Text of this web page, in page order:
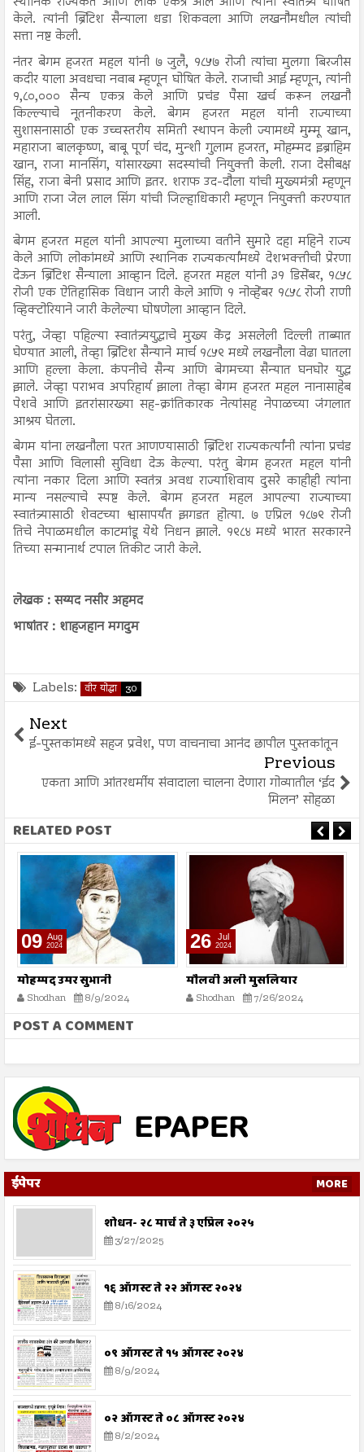
केले. त्यांनी ब्रिटिश सैन्याला धडा शिकवला आणि लखनौमधील त्यांची
सत्ता नष्ट केली.
नंतर बेगम हजरत महल यांनी ७ जुलै, १८५७ रोजी त्यांचा मुलगा बिरजीस
कदीर याला अवधचा नवाब म्हणून घोषित केले. राजाची आई म्हणून, त्यांनी
१,८०,००० सैन्य एकत्र केले आणि प्रचंड पैसा खर्च करून लखनौ
किल्ल्याचे नूतनीकरण केले. बेगम हजरत महल यांनी राज्याच्या
सुशासनासाठी एक उच्चस्तरीय समिती स्थापन केली ज्यामध्ये मुम्मू खान,
महाराजा बालकृष्ण, बाबू पूर्ण चंद, मुन्शी गुलाम हजरत, मोहम्मद इब्राहिम
खान, राजा मानसिंग, यांसारख्या सदस्यांची नियुक्ती केली. राजा देसीबक्ष
सिंह, राजा बेनी प्रसाद आणि इतर. शराफ उद-दौला यांची मुख्यमंत्री म्हणून
आणि राजा जेल लाल सिंग यांची जिल्हाधिकारी म्हणून नियुक्ती करण्यात
आली.
बेगम हजरत महल यांनी आपल्या मुलाच्या वतीने सुमारे दहा महिने राज्य
केले आणि लोकांमध्ये आणि स्थानिक राज्यकर्त्यांमध्ये देशभक्तीची प्रेरणा
देऊन ब्रिटिश सैन्याला आव्हान दिले. हजरत महल यांनी ३१ डिसेंबर, १८५८
रोजी एक ऐतिहासिक विधान जारी केले आणि १ नोव्हेंबर १८५८ रोजी राणी
व्हिक्टोरियाने जारी केलेल्या घोषणेला आव्हान दिले.
परंतु, जेव्हा पहिल्या स्वातंत्र्ययुद्धाचे मुख्य केंद्र असलेली दिल्ली ताब्यात
घेण्यात आली, तेव्हा ब्रिटिश सैन्याने मार्च १८५९ मध्ये लखनौला वेढा घातला
आणि हल्ला केला. कंपनीचे सैन्य आणि बेगमच्या सैन्यात घनघोर युद्ध
झाले. जेव्हा पराभव अपरिहार्य झाला तेव्हा बेगम हजरत महल नानासाहेब
पेशवे आणि इतरांसारख्या सह-क्रांतिकारक नेत्यांसह नेपाळच्या जंगलात
आश्रय घेतला.
बेगम यांना लखनौला परत आणण्यासाठी ब्रिटिश राज्यकर्त्यांनी त्यांना प्रचंड
पैसा आणि विलासी सुविधा देऊ केल्या. परंतु बेगम हजरत महल यांनी
त्यांना नकार दिला आणि स्वतंत्र अवध राज्याशिवाय दुसरे काहीही त्यांना
मान्य नसल्याचे स्पष्ट केले. बेगम हजरत महल आपल्या राज्याच्या
स्वातंत्र्यासाठी शेवटच्या श्वासापर्यंत झगडत होत्या. ७ एप्रिल १८७९ रोजी
तिचे नेपाळमधील काटमांडू येथे निधन झाले. १९८४ मध्ये भारत सरकारने
तिच्या सन्मानार्थ टपाल तिकीट जारी केले.
लेखक : सय्यद नसीर अहमद
भाषांतर : शाहजहान मगदुम
Labels: वीर योद्धा 30
Next
ई-पुस्तकांमध्ये सहज प्रवेश, पण वाचनाचा आनंद छापील पुस्तकांतून
Previous
एकता आणि आंतरधर्मीय संवादाला चालना देणारा गोव्यातील ‘ईद
मिलन’ सोहळा
RELATED POST
09 Aug
2024
मोहम्मद उमर सुभानी
Shodhan 8/9/2024
26 Jul
2024
मौलवी अली मुसलियार
Shodhan 7/26/2024
POST A COMMENT
ईपेपर MORE
शोधन- २८ मार्च ते ३ एप्रिल २०२५
3/27/2025
१६ ऑगस्ट ते २२ ऑगस्ट २०२४
8/16/2024
०९ ऑगस्ट ते १५ ऑगस्ट २०२४
8/9/2024
०२ ऑगस्ट ते ०८ ऑगस्ट २०२४
8/2/2024